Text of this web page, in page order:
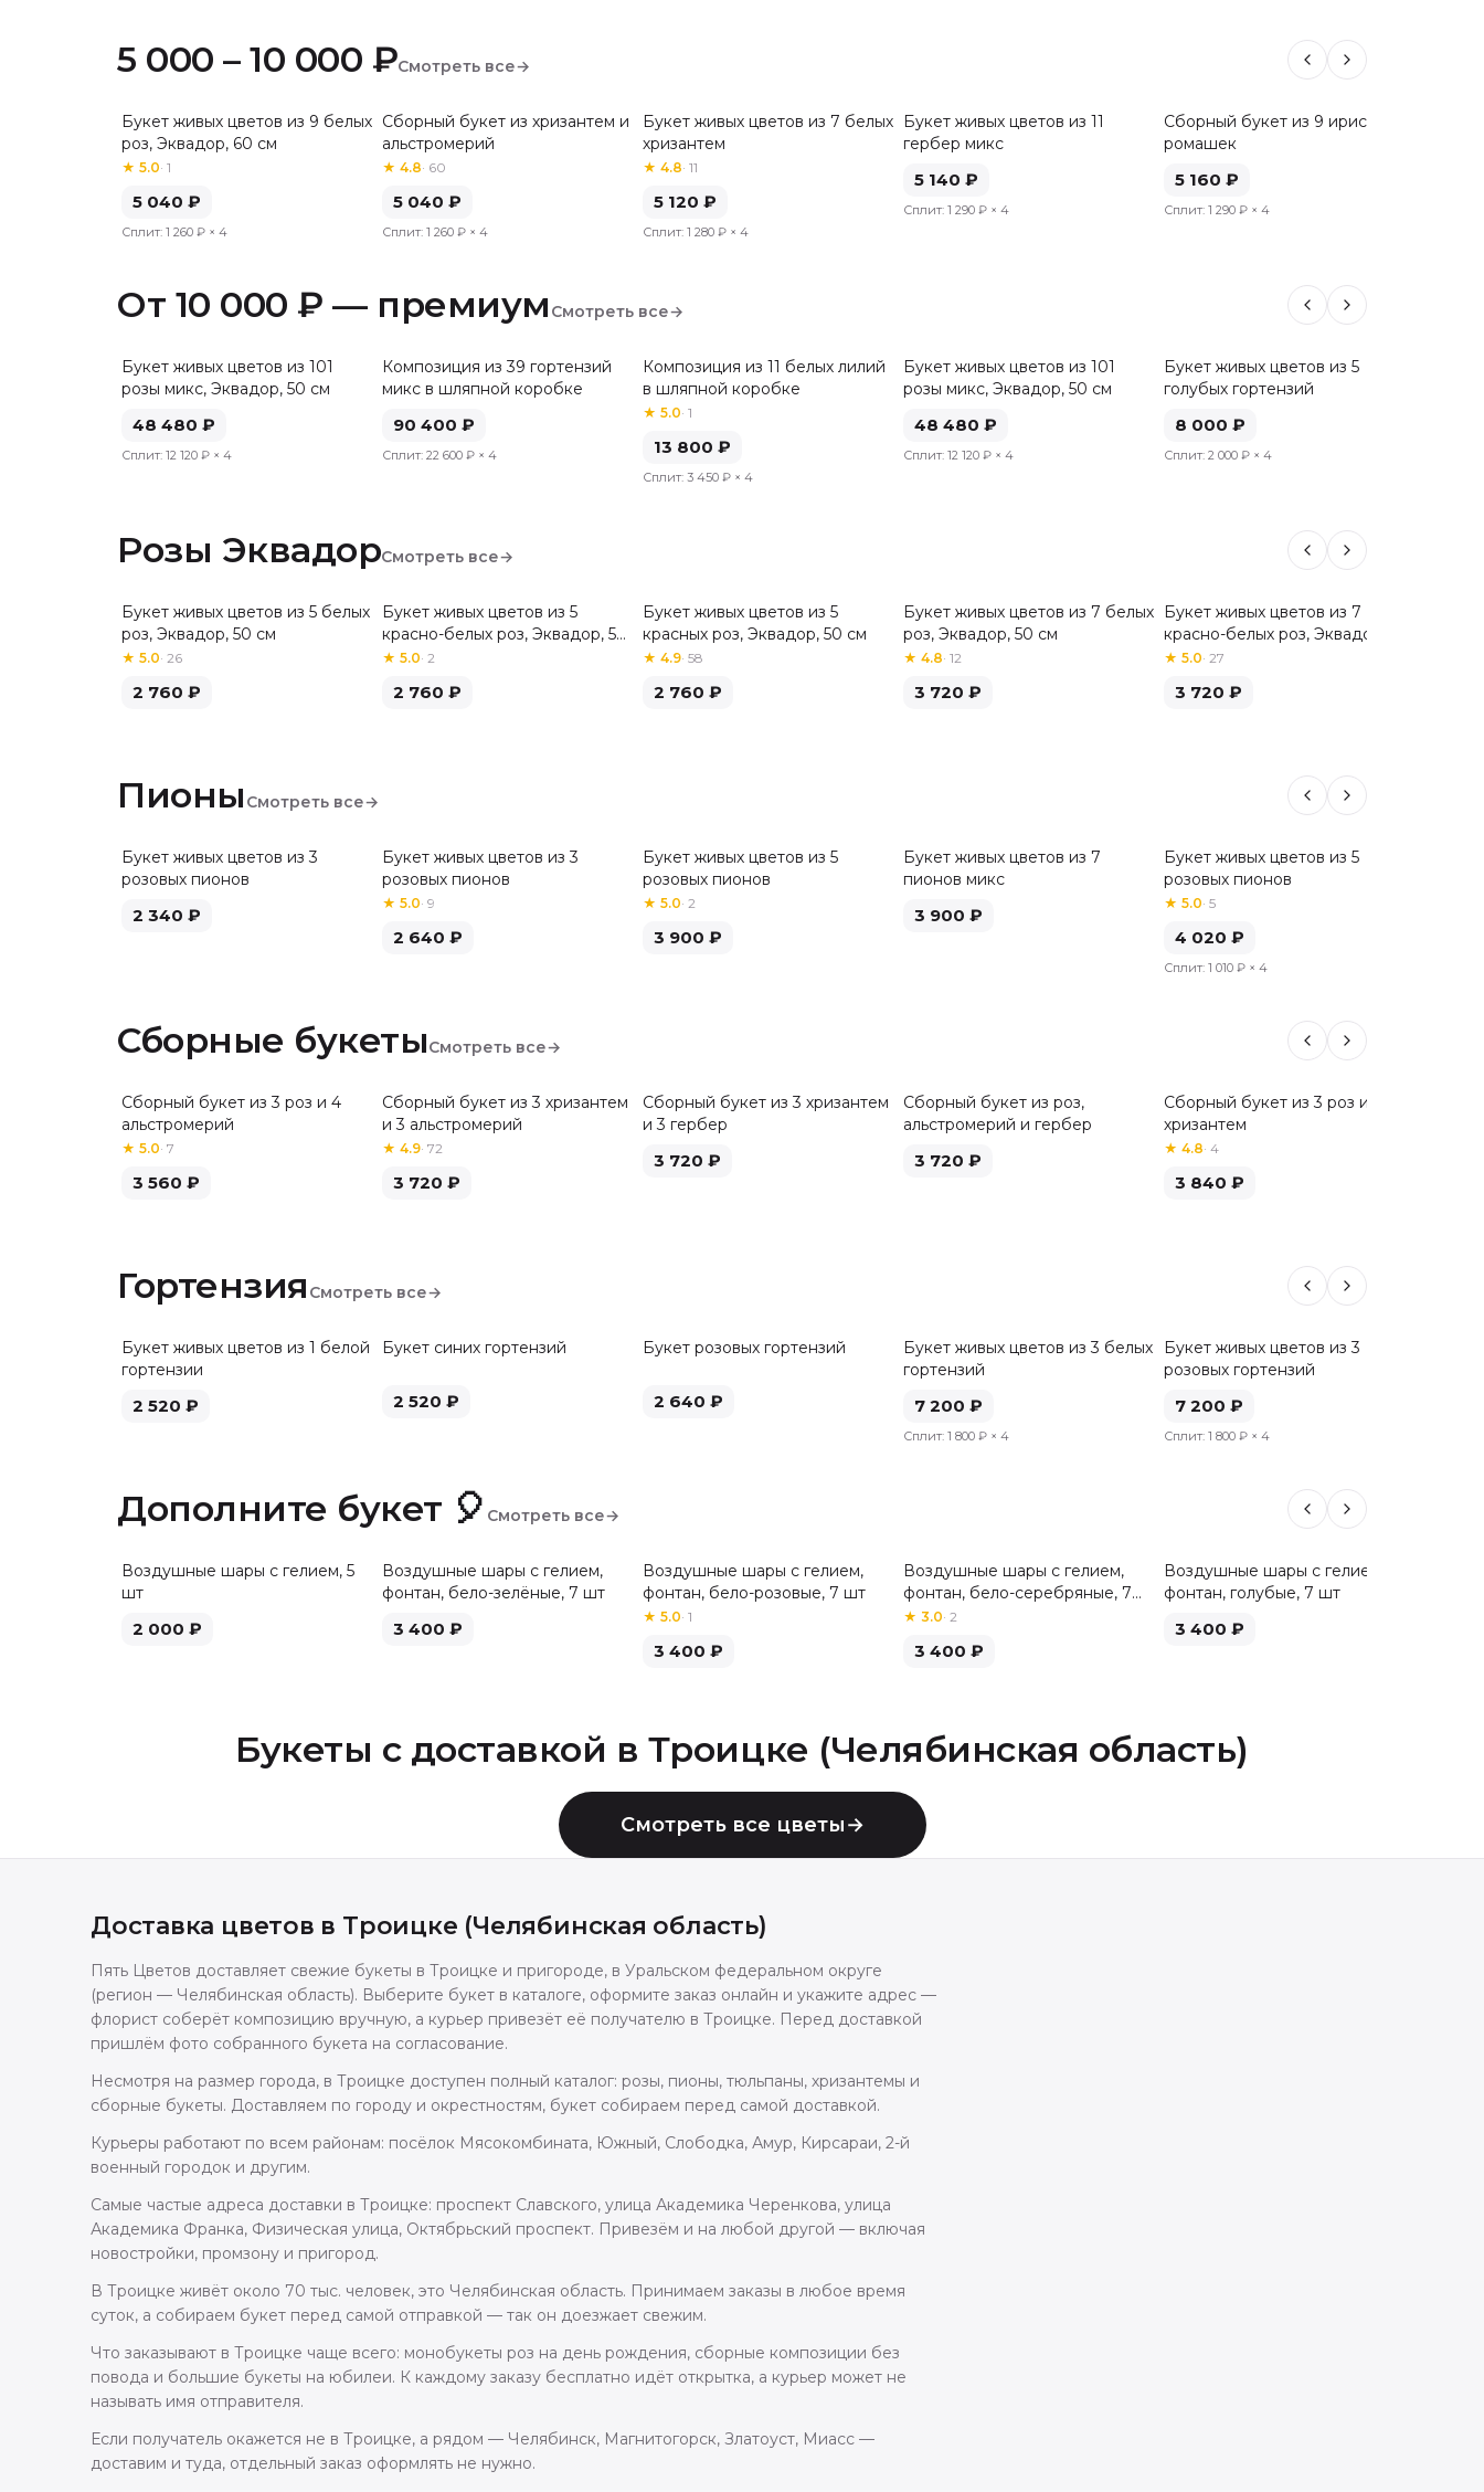
5 000 – 10 000 ₽Смотреть все→
Букет живых цветов из 9 белых
роз, Эквадор, 60 см
★ 5.0· 1
5 040 ₽
Сплит: 1 260 ₽ × 4
Хит
Сборный букет из хризантем и
альстромерий
★ 4.8· 60
5 040 ₽
Сплит: 1 260 ₽ × 4
Букет живых цветов из 7 белых
хризантем
★ 4.8· 11
5 120 ₽
Сплит: 1 280 ₽ × 4
Букет живых цветов из 11
гербер микс
5 140 ₽
Сплит: 1 290 ₽ × 4
Сборный букет из 9 ирисов и 6
ромашек
5 160 ₽
Сплит: 1 290 ₽ × 4
От 10 000 ₽ — премиум Смотреть все→
Букет живых цветов из 101
розы микс, Эквадор, 50 см
48 480 ₽
Сплит: 12 120 ₽ × 4
Композиция из 39 гортензий
микс в шляпной коробке
90 400 ₽
Сплит: 22 600 ₽ × 4
Композиция из 11 белых лилий
в шляпной коробке
★ 5.0· 1
13 800 ₽
Сплит: 3 450 ₽ × 4
Букет живых цветов из 101
розы микс, Эквадор, 50 см
48 480 ₽
Сплит: 12 120 ₽ × 4
Букет живых цветов из 5
голубых гортензий
8 000 ₽
Сплит: 2 000 ₽ × 4
Розы ЭквадорСмотреть все→
Хит
Букет живых цветов из 5 белых
роз, Эквадор, 50 см
★ 5.0· 26
2 760 ₽
Букет живых цветов из 5
красно-белых роз, Эквадор, 50
см
★ 5.0· 2
2 760 ₽
Хит
Букет живых цветов из 5
красных роз, Эквадор, 50 см
★ 4.9· 58
2 760 ₽
Букет живых цветов из 7 белых
роз, Эквадор, 50 см
★ 4.8· 12
3 720 ₽
Хит
Букет живых цветов из 7
красно-белых роз, Эквадор, 50
см
★ 5.0· 27
3 720 ₽
Пионы Смотреть все→
Букет живых цветов из 3
розовых пионов
2 340 ₽
Букет живых цветов из 3
розовых пионов
★ 5.0· 9
2 640 ₽
Букет живых цветов из 5
розовых пионов
★ 5.0· 2
3 900 ₽
Букет живых цветов из 7
пионов микс
3 900 ₽
Букет живых цветов из 5
розовых пионов
★ 5.0· 5
4 020 ₽
Сплит: 1 010 ₽ × 4
Сборные букетыСмотреть все→
Сборный букет из 3 роз и 4
альстромерий
★ 5.0· 7
3 560 ₽
Хит
Сборный букет из 3 хризантем
и 3 альстромерий
★ 4.9· 72
3 720 ₽
Сборный букет из 3 хризантем
и 3 гербер
3 720 ₽
Сборный букет из роз,
альстромерий и гербер
3 720 ₽
Сборный букет из 3 роз и 3
хризантем
★ 4.8· 4
3 840 ₽
Гортензия Смотреть все→
Букет живых цветов из 1 белой
гортензии
2 520 ₽
Букет синих гортензий
2 520 ₽
Букет розовых гортензий
2 640 ₽
Букет живых цветов из 3 белых
гортензий
7 200 ₽
Сплит: 1 800 ₽ × 4
Букет живых цветов из 3
розовых гортензий
7 200 ₽
Сплит: 1 800 ₽ × 4
Дополните букет 🎈 Смотреть все→
Воздушные шары с гелием, 5
шт
2 000 ₽
Воздушные шары с гелием,
фонтан, бело-зелёные, 7 шт
3 400 ₽
Воздушные шары с гелием,
фонтан, бело-розовые, 7 шт
★ 5.0· 1
3 400 ₽
Воздушные шары с гелием,
фонтан, бело-серебряные, 7
шт
★ 3.0· 2
3 400 ₽
Воздушные шары с гелием,
фонтан, голубые, 7 шт
3 400 ₽
Букеты с доставкой в Троицке (Челябинская область)
Смотреть все цветы→
Доставка цветов в Троицке (Челябинская область)
Пять Цветов доставляет свежие букеты в Троицке и пригороде, в Уральском федеральном округе
(регион — Челябинская область). Выберите букет в каталоге, оформите заказ онлайн и укажите адрес —
флорист соберёт композицию вручную, а курьер привезёт её получателю в Троицке. Перед доставкой
пришлём фото собранного букета на согласование.
Несмотря на размер города, в Троицке доступен полный каталог: розы, пионы, тюльпаны, хризантемы и
сборные букеты. Доставляем по городу и окрестностям, букет собираем перед самой доставкой.
Курьеры работают по всем районам: посёлок Мясокомбината, Южный, Слободка, Амур, Кирсараи, 2-й
военный городок и другим.
Самые частые адреса доставки в Троицке: проспект Славского, улица Академика Черенкова, улица
Академика Франка, Физическая улица, Октябрьский проспект. Привезём и на любой другой — включая
новостройки, промзону и пригород.
В Троицке живёт около 70 тыс. человек, это Челябинская область. Принимаем заказы в любое время
суток, а собираем букет перед самой отправкой — так он доезжает свежим.
Что заказывают в Троицке чаще всего: монобукеты роз на день рождения, сборные композиции без
повода и большие букеты на юбилеи. К каждому заказу бесплатно идёт открытка, а курьер может не
называть имя отправителя.
Если получатель окажется не в Троицке, а рядом — Челябинск, Магнитогорск, Златоуст, Миасс —
доставим и туда, отдельный заказ оформлять не нужно.